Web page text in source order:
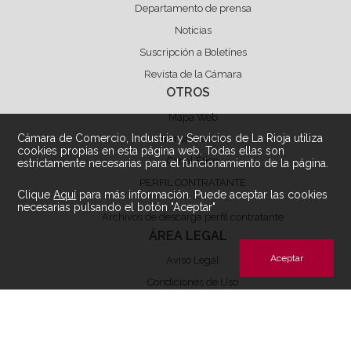
Cámara de Comercio, Industria y Servicios de La Rioja utiliza
cookies propias en esta página web. Todas ellas son
estrictamente necesarias para el funcionamiento de la página.
CliqueAquí para más información. Puede aceptar las cookies
necesarias pulsando el botón "Aceptar"
Aceptar
Departamento de prensa
Noticias
Suscripción a Boletínes
Revista de la Cámara
OTROS
Mapa Web
Transparencia
Canal Ético
PERFIL CONTRATANTE
Archivos de descarga perfil contratante
ÁREA LEGAL
Aviso Legal
Condiciones de Uso